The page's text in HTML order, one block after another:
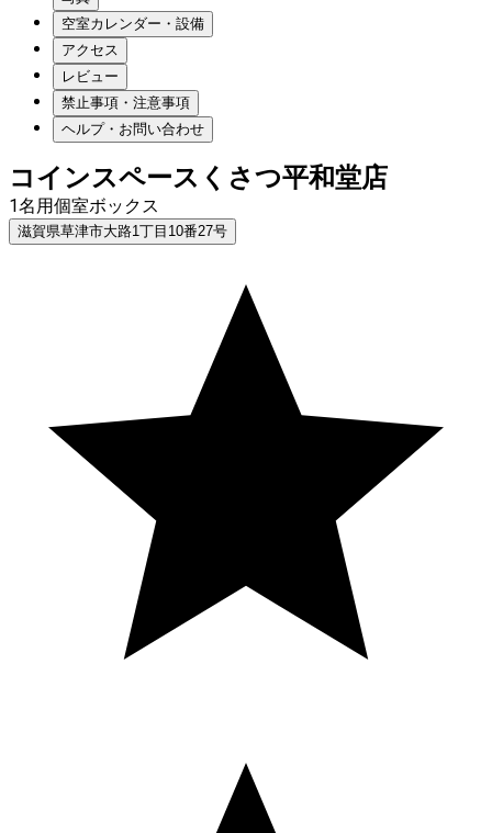
空室カレンダー・設備
アクセス
レビュー
禁止事項・注意事項
ヘルプ・お問い合わせ
コインスペースくさつ平和堂店
1名用個室ボックス
滋賀県草津市大路1丁目10番27号